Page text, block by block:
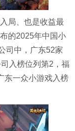
局、也是收益最
的2025年中国小
司中，广东52家
入榜位列第2，福
东一众小游戏入榜